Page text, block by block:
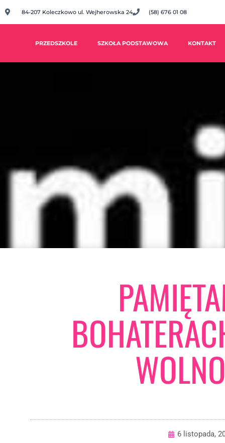
84-207 Koleczkowo ul. Wejherowska 24 (58) 676 01 08
PRZEDSZKOLE SZKOŁA PODSTAWOWA KONTAKT
6 listopada,